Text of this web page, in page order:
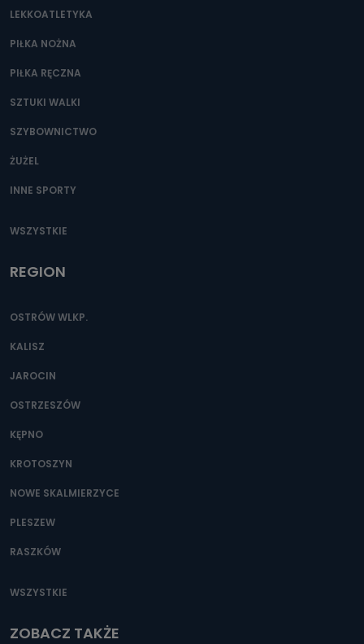
LEKKOATLETYKA
PIŁKA NOŻNA
PIŁKA RĘCZNA
SZTUKI WALKI
SZYBOWNICTWO
ŻUŻEL
INNE SPORTY
WSZYSTKIE
REGION
OSTRÓW WLKP.
KALISZ
JAROCIN
OSTRZESZÓW
KĘPNO
KROTOSZYN
NOWE SKALMIERZYCE
PLESZEW
RASZKÓW
WSZYSTKIE
ZOBACZ TAKŻE